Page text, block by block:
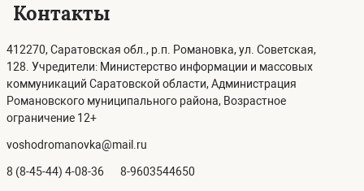
Контакты
412270, Саратовская обл., р.п. Романовка, ул. Советская,
128. Учредители: Министерство информации и массовых
коммуникаций Саратовской области, Администрация
Романовского муниципального района, Возрастное
ограничение 12+
voshodromanovka@mail.ru
8 (8-45-44) 4-08-36 8-9603544650